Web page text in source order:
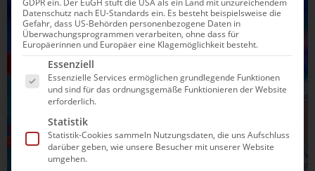
SCHWIMMEN
Datenschutz nach EU-Standards ein. Es besteht beispielsweise die
Gefahr, dass US-Behörden personenbezogene Daten in
Überwachungsprogrammen verarbeiten, ohne dass für
Europäerinnen und Europäer eine Klagemöglichkeit besteht.
Es folgt eine Liste der Service-Gruppen, für die
Essenziell
Essenzielle Services ermöglichen grundlegende Funktionen
und sind für das ordnungsgemäße Funktionieren der Website
erforderlich.
Statistik
Statistik-Cookies sammeln Nutzungsdaten, die uns Aufschluss
darüber geben, wie unsere Besucher mit unserer Website
umgehen.